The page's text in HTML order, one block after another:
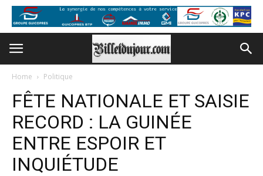
Home Politique
FÊTE NATIONALE ET SAISIE
RECORD : LA GUINÉE
ENTRE ESPOIR ET
INQUIÉTUDE